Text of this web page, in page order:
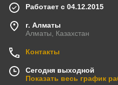
Работает с 04.12.2015
г. Алматы
Алматы, Казахстан
Контакты
Сегодня выходной
Показать весь график